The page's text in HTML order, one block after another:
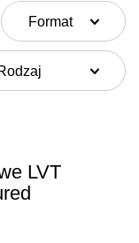
Format
LVT